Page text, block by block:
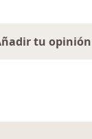
tu opinión